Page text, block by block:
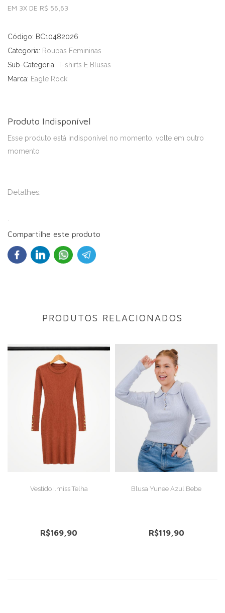
EM 3X DE R$ 56,63
Código: BC10482026
Categoria: Roupas Femininas
Sub-Categoria: T-shirts E Blusas
Marca: Eagle Rock
Produto Indisponível
Esse produto está indisponível no momento, volte em outro
momento
Detalhes:
Compartilhe este produto
PRODUTOS RELACIONADOS
Vestido I.miss Telha
R$169,90
Blusa Yunee Azul Bebe
R$119,90